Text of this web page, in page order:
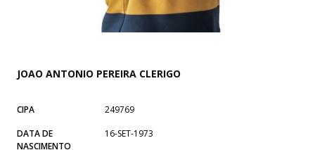
JOAO ANTONIO PEREIRA CLERIGO
CIPA
249769
DATA DE
NASCIMENTO
16-SET-1973